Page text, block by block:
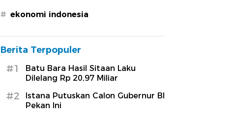
# ekonomi indonesia
Berita Terpopuler
#1
Batu Bara Hasil Sitaan Laku
Dilelang Rp 20,97 Miliar
#2
Istana Putuskan Calon Gubernur BI
Pekan Ini